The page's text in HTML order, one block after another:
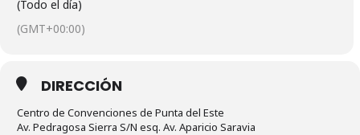
(Todo el día)
(GMT+00:00)
DIRECCIÓN
Centro de Convenciones de Punta del Este
Av. Pedragosa Sierra S/N esq. Av. Aparicio Saravia